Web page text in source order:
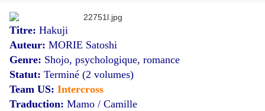
Titre: Hakuji
Auteur: MORIE Satoshi
Genre: Shojo, psychologique, romance
Statut: Terminé (2 volumes)
Team US: Intercross
Traduction: Mamo / Camille